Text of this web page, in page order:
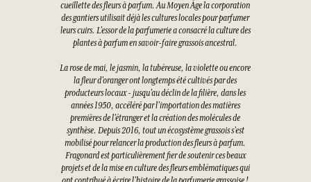
cueillette des fleurs à parfum. Au Moyen Âge la corporation
des gantiers utilisait déjà les cultures locales pour parfumer
leurs cuirs. L’essor de la parfumerie a consacré la culture des
plantes à parfum en savoir-faire grassois ancestral.
La rose de mai, le jasmin, la tubéreuse, la violette ou encore
la fleur d’oranger ont longtemps été cultivés par des
producteurs locaux - jusqu’au déclin de la filière, dans les
années 1950, accéléré par l’importation des matières
premières de l’étranger et la création des molécules de
synthèse. Depuis 2016, tout un écosystème grassois s’est
mobilisé pour relancer la production des fleurs à parfum.
Fragonard est particulièrement fier de soutenir ces beaux
projets et de la mise en culture des fleurs emblématiques qui